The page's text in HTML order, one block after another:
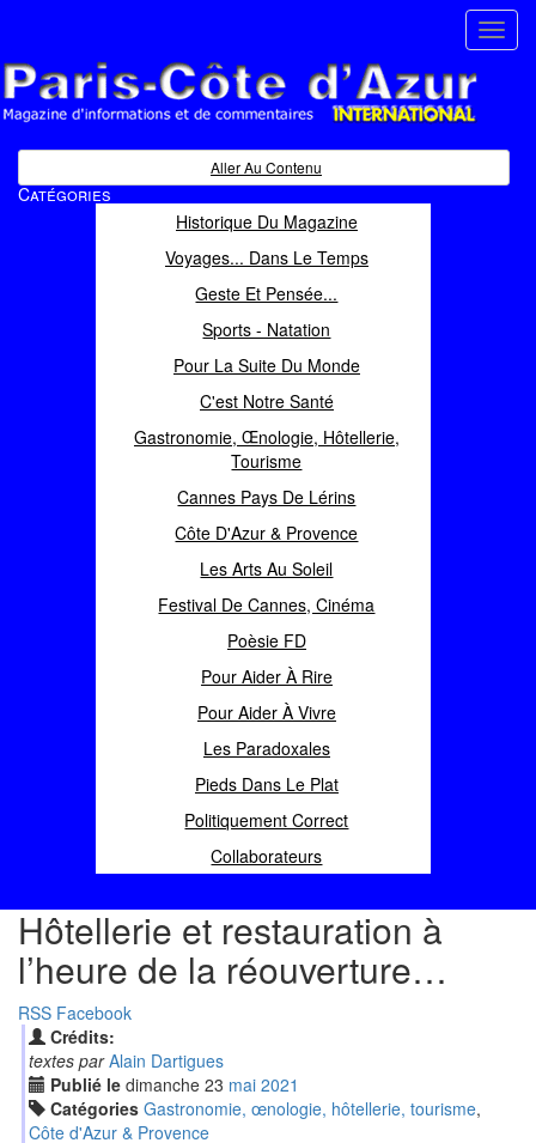
Magazine d'informations et de commentaires
Aller Au Contenu
Catégories
Historique Du Magazine
Voyages... Dans Le Temps
Geste Et Pensée...
Sports - Natation
Pour La Suite Du Monde
C'est Notre Santé
Gastronomie, Œnologie, Hôtellerie,
Tourisme
Cannes Pays De Lérins
Côte D'Azur & Provence
Les Arts Au Soleil
Festival De Cannes, Cinéma
Poèsie FD
Pour Aider À Rire
Pour Aider À Vivre
Les Paradoxales
Pieds Dans Le Plat
Politiquement Correct
Collaborateurs
Hôtellerie et restauration à
l’heure de la réouverture…
RSS Facebook
Crédits:
textes par Alain Dartigues
Publié le dimanche 23 mai 2021
Catégories Gastronomie, œnologie, hôtellerie, tourisme,
Côte d'Azur & Provence